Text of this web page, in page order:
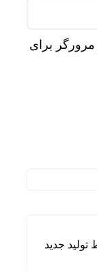
برای
جدید